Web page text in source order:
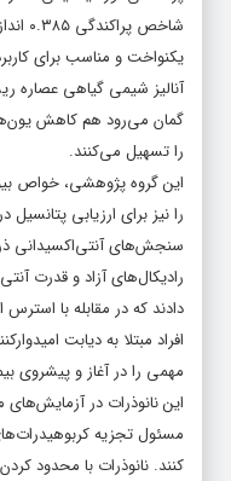
یکنواخت و مناسب برای
آنالیز شیمی گیاهی عصاره
گمان می‌رود هم کاهش
را تسهیل می‌کنند.
این گروه پژوهشی، خواص
را نیز برای ارزیابی پتانسیل
سنجش‌های آنتی‌اکسیدانی
رادیکال‌های آزاد و قدرت
دادند که در مقابله با
افراد مبتلا به دیابت
مهمی را در آغاز و پیشروی
این نانوذرات در آزمایش‌های
مسئول تجزیه
کنند. نانوذرات با محدود